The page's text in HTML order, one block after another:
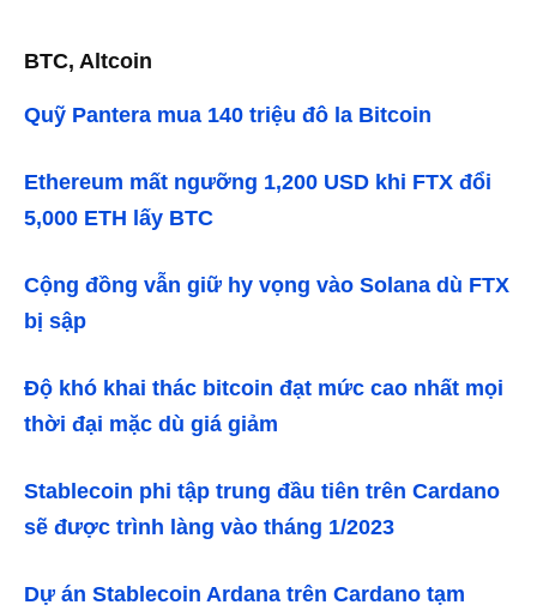
BTC, Altcoin
Quỹ Pantera mua 140 triệu đô la Bitcoin
Ethereum mất ngưỡng 1,200 USD khi FTX đổi
5,000 ETH lấy BTC
Cộng đồng vẫn giữ hy vọng vào Solana dù FTX
bị sập
Độ khó khai thác bitcoin đạt mức cao nhất mọi
thời đại mặc dù giá giảm
Stablecoin phi tập trung đầu tiên trên Cardano
sẽ được trình làng vào tháng 1/2023
Dự án Stablecoin Ardana trên Cardano tạm